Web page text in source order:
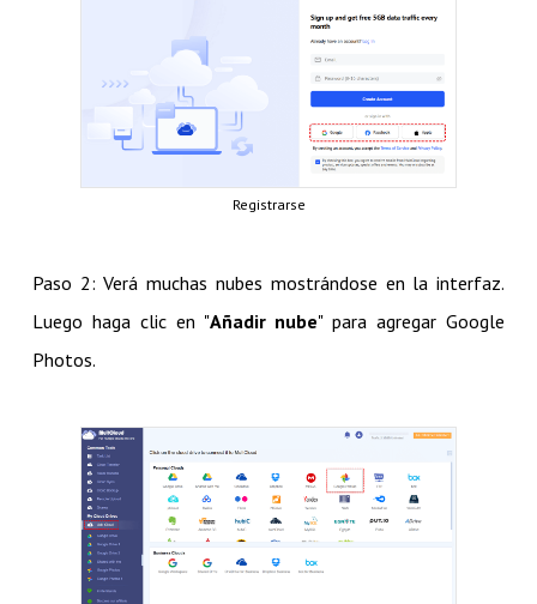
Registrarse
Paso 2: Verá muchas nubes mostrándose en la interfaz.
Luego haga clic en "Añadir nube" para agregar Google
Photos.